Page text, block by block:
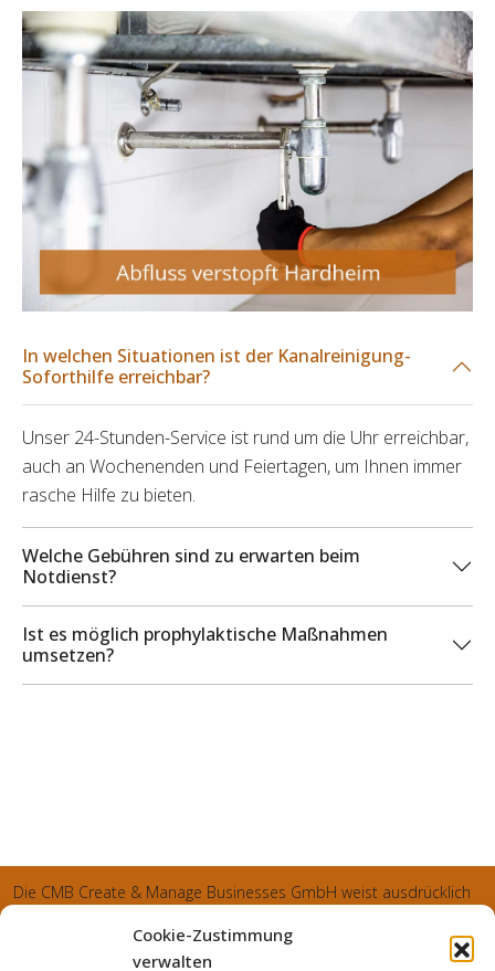
Cookie-Zustimmung
verwalten
In welchen Situationen ist der Kanalreinigung-
Soforthilfe erreichbar?
Unser 24-Stunden-Service ist rund um die Uhr erreichbar,
auch an Wochenenden und Feiertagen, um Ihnen immer
rasche Hilfe zu bieten.
Welche Gebühren sind zu erwarten beim
Notdienst?
Ist es möglich prophylaktische Maßnahmen
umsetzen?
Die CMB Create & Manage Businesses GmbH weist ausdrücklich
und sämtliche generierte Aufträge an die SecuPart GmbH